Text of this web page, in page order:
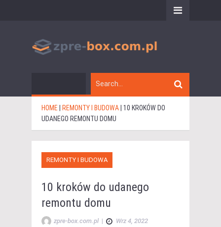
HOME REMONTY I BUDOWA 10 KROKÓW DO
UDANEGO REMONTU DOMU
REMONTY I BUDOWA
10 kroków do udanego
remontu domu
zpre-box.com.pl | Wrz 4, 2022